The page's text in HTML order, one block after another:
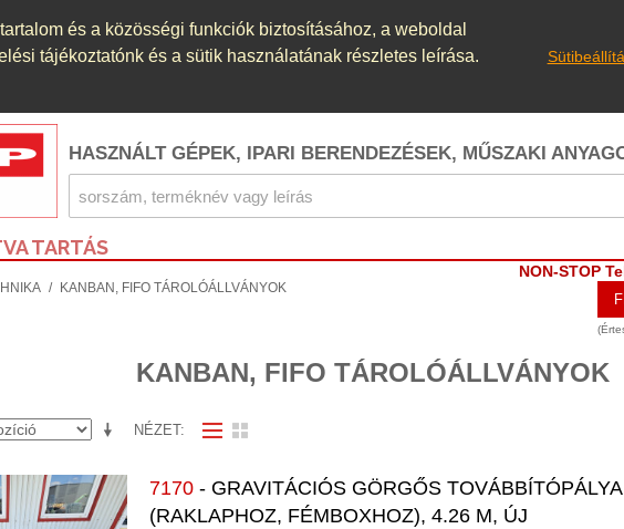
és a közösségi funkciók biztosításához, a weboldal
tájékoztatónk és a sütik használatának részletes leírása.
TARTÁS
HASZNÁLT GÉPEK, IPARI BERENDEZÉSEK, MŰSZAKI
NON-STOP
/ KANBAN, FIFO TÁROLÓÁLLVÁNYOK
KANBAN, FIFO TÁROLÓÁLLVÁNYOK
NÉZET
7170- GRAVITÁCIÓS GÖRGŐS TOVÁBBÍTÓPÁLYA
(RAKLAPHOZ, FÉMBOXHOZ), 4.26 M, ÚJ